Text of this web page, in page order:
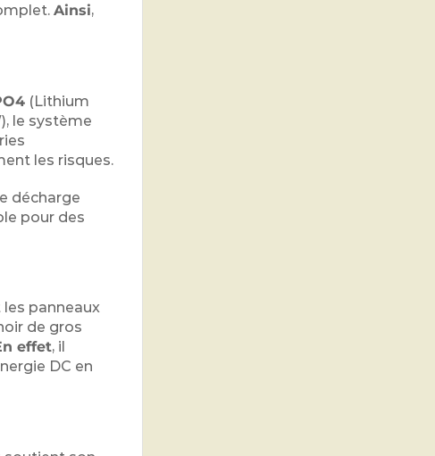
Ainsi,
(Lithium
le système
les risques.
décharge
pour des
les panneaux
de gros
effet, il
DC en